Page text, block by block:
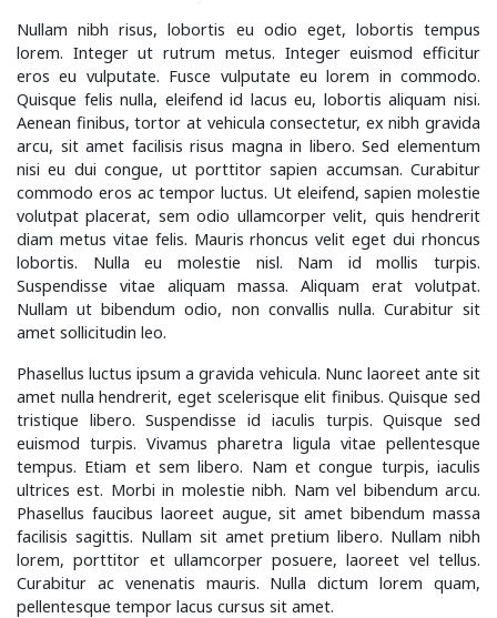
Nullam nibh risus, lobortis eu odio eget, lobortis tempus
lorem. Integer ut rutrum metus. Integer euismod efficitur
eros eu vulputate. Fusce vulputate eu lorem in commodo.
Quisque felis nulla, eleifend id lacus eu, lobortis aliquam nisi.
Aenean finibus, tortor at vehicula consectetur, ex nibh gravida
arcu, sit amet facilisis risus magna in libero. Sed elementum
nisi eu dui congue, ut porttitor sapien accumsan. Curabitur
commodo eros ac tempor luctus. Ut eleifend, sapien molestie
volutpat placerat, sem odio ullamcorper velit, quis hendrerit
diam metus vitae felis. Mauris rhoncus velit eget dui rhoncus
lobortis. Nulla eu molestie nisl. Nam id mollis turpis.
Suspendisse vitae aliquam massa. Aliquam erat volutpat.
Nullam ut bibendum odio, non convallis nulla. Curabitur sit
amet sollicitudin leo.
Phasellus luctus ipsum a gravida vehicula. Nunc laoreet ante sit
amet nulla hendrerit, eget scelerisque elit finibus. Quisque sed
tristique libero. Suspendisse id iaculis turpis. Quisque sed
euismod turpis. Vivamus pharetra ligula vitae pellentesque
tempus. Etiam et sem libero. Nam et congue turpis, iaculis
ultrices est. Morbi in molestie nibh. Nam vel bibendum arcu.
Phasellus faucibus laoreet augue, sit amet bibendum massa
facilisis sagittis. Nullam sit amet pretium libero. Nullam nibh
lorem, porttitor et ullamcorper posuere, laoreet vel tellus.
Curabitur ac venenatis mauris. Nulla dictum lorem quam,
pellentesque tempor lacus cursus sit amet.